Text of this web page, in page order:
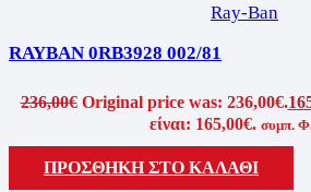
Ray-Ban
RAYBAN 0RB3928 002/81
236,00€ Original price was: 236,00€.
είναι: 165,00€. συμπ.
ΠΡΟΣΘΗΚΗ ΣΤΟ ΚΑΛΑΘΙ